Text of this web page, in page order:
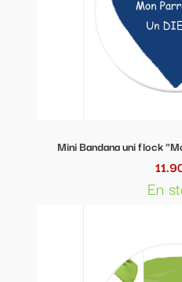
Mini Bandana uni flock
En